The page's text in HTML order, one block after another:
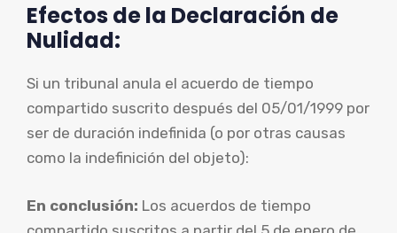
Efectos de la Declaración de
Nulidad:
Si un tribunal anula el acuerdo de tiempo
compartido suscrito después del 05/01/1999 por
ser de duración indefinida (o por otras causas
como la indefinición del objeto):
En conclusión: Los acuerdos de tiempo